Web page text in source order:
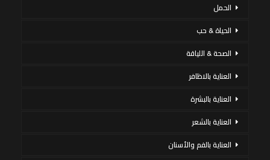
الحمل
الحياة & حب
الصحة & اللياقة
العناية بالاظافر
العناية بالبشرة
العناية بالشعر
العناية بالفم والأسنان